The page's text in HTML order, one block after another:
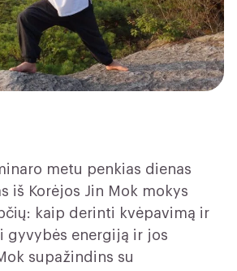
metu penkias dienas
iš Korėjos Jin Mok mokys
kaip derinti kvėpavimą ir
gyvybės energiją ir jos
supažindins su